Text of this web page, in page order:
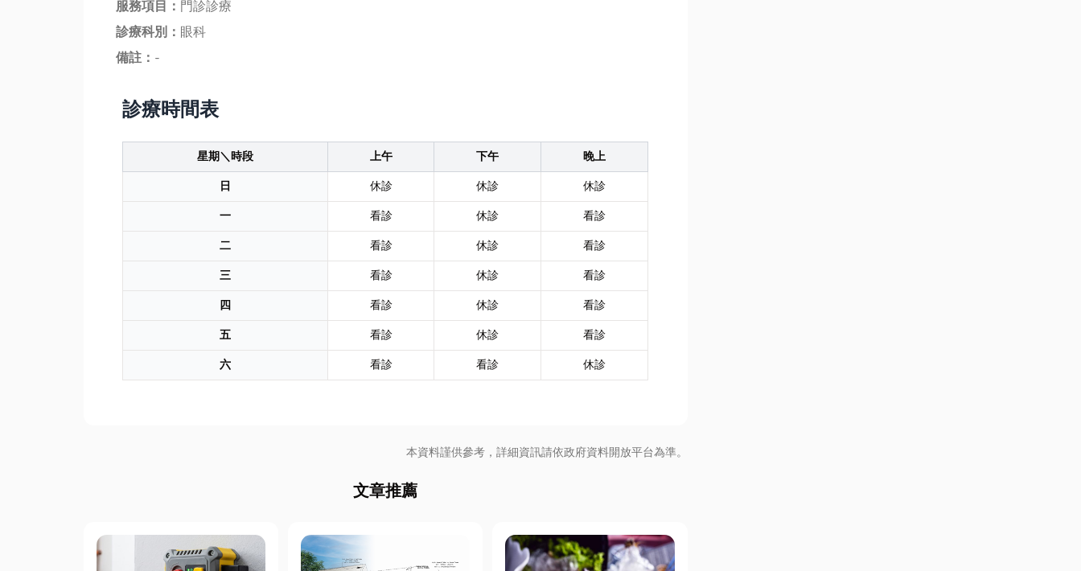
服務項目： 門診診療
診療科別： 眼科
備註： -
診療時間表
星期＼時段 上午 下午
晚上
日
休診 休診
休診
一
看診 休診
看診
二
看診 休診
看診
三
看診 休診
看診
四
看診 休診
看診
五
看診 休診
看診
六
看診 看診 休診
本資料謹供參考，詳細資訊請依政府資料開放平台為準。
文章推薦